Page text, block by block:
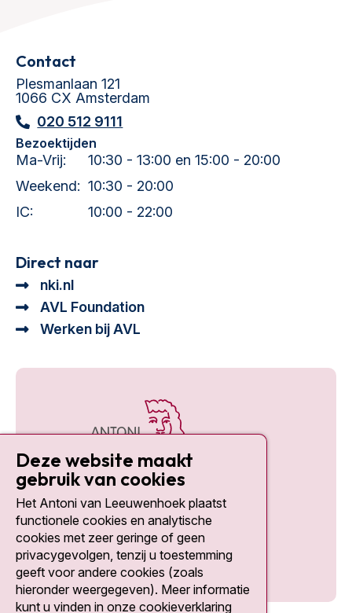
Contact
Plesmanlaan 121
1066 CX Amsterdam
020 512 9111
Bezoektijden
Ma-Vrij:
10:30 - 13:00 en 15:00 - 20:00
Weekend: 10:30 - 20:00
IC:
10:00 - 22:00
Direct naar
nki.nl
AVL Foundation
Werken bij AVL
Social media
Deze website maakt
gebruik van cookies
Het Antoni van Leeuwenhoek plaatst
functionele cookies en analytische
cookies met zeer geringe of geen
privacygevolgen, tenzij u toestemming
geeft voor andere cookies (zoals
hieronder weergegeven). Meer informatie
kunt u vinden in onze cookieverklaring